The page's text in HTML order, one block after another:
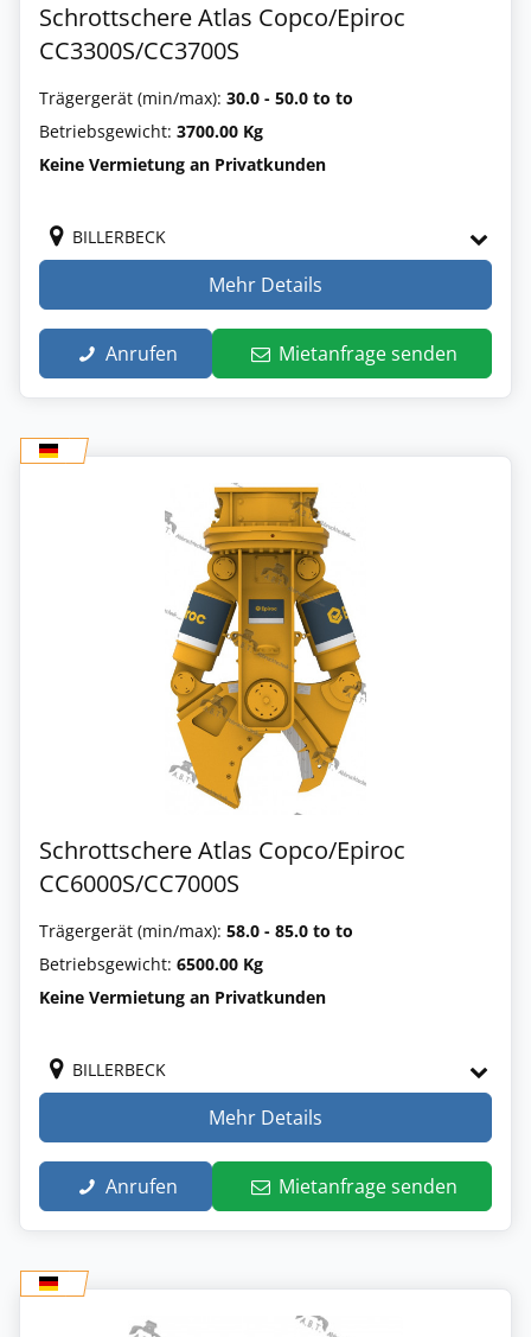
Schrottschere Atlas Copco/Epiroc
CC3300S/CC3700S
Trägergerät (min/max): 30.0 - 50.0 to to
Betriebsgewicht: 3700.00 Kg
Keine Vermietung an Privatkunden
BILLERBECK
Mehr Details
Anrufen Mietanfrage senden
Schrottschere Atlas Copco/Epiroc
CC6000S/CC7000S
Trägergerät (min/max): 58.0 - 85.0 to to
Betriebsgewicht: 6500.00 Kg
Keine Vermietung an Privatkunden
BILLERBECK
Mehr Details
Anrufen Mietanfrage senden